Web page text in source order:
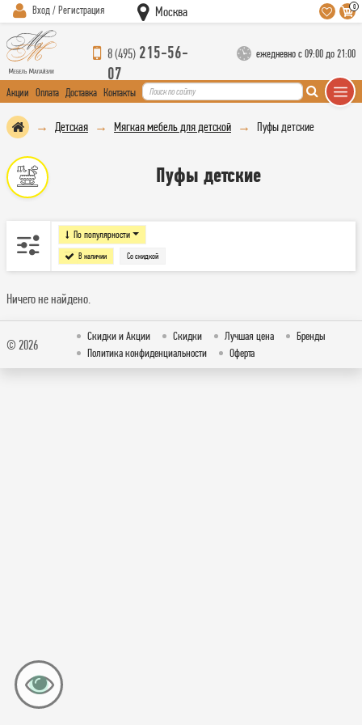
Вход / Регистрация Москва 0
8 (495) 215-56-
07
ежедневно с 09:00 до 21:00
Акции Оплата Доставка Контакты
Детская Мягкая мебель для детской Пуфы детские
Пуфы детские
По популярности
В наличии Со скидкой
Ничего не найдено.
© 2026
Скидки и Акции Скидки Лучшая цена
Бренды
Политика конфиденциальности
Оферта